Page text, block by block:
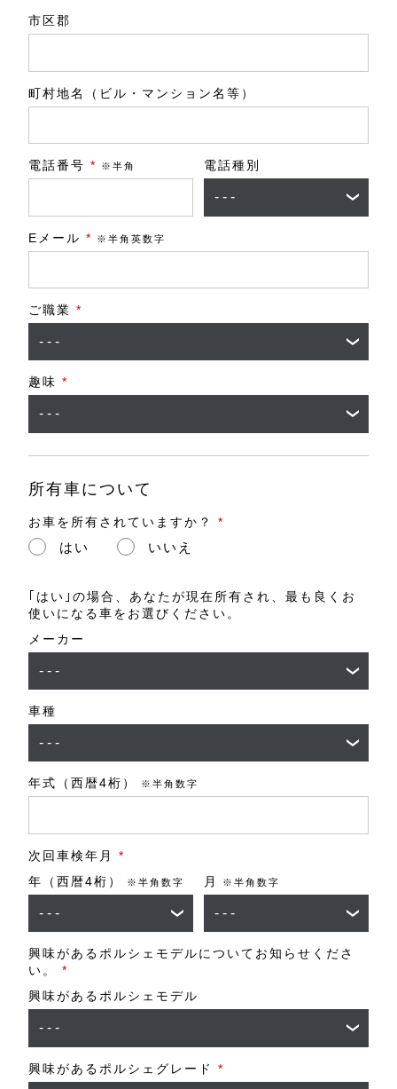
市区郡
町村地名（ビル・マンション名等）
電話番号 * ※半角 電話種別
Eメール * ※半角英数字
ご職業 *
趣味 *
所有車について
お車を所有されていますか？ *
はい いいえ
｢はい｣の場合、あなたが現在所有され、最も良くお
使いになる車をお選びください。
メーカー
車種
年式（西暦4桁） ※半角数字
次回車検年月 *
年（西暦4桁）
※半角数字 月 ※半角数字
興味があるポルシェモデルについてお知らせくださ
い。 *
興味があるポルシェモデル
興味があるポルシェグレード *